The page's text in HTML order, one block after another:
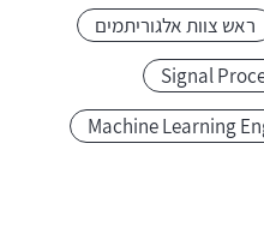
ראש צוות אלגוריתמים
Signal
Machine Learning